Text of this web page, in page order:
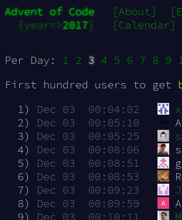
Advent of Code [About]
{year=>2017} [Calendar]
Per Day: 1 2 3 4 5 6 7 8 9
First hundred users to get
  1)
Dec 03  00:04:02
  2)
Dec 03  00:05:10
  3)
Dec 03  00:05:25
  4)
Dec 03  00:08:06
  5)
Dec 03  00:08:51
  6)
Dec 03  00:08:53
  7)
Dec 03  00:09:23
  8)
Dec 03  00:09:59
  9)
Dec 03  00:10:11